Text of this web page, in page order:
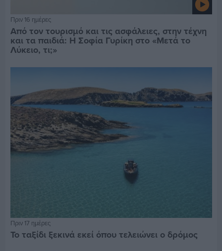
Πριν 16 ημέρες
Από τον τουρισμό και τις ασφάλειες, στην τέχνη
και τα παιδιά: Η Σοφία Γυρίκη στο «Μετά το
Λύκειο, τι;»
Πριν 17 ημέρες
Το ταξίδι ξεκινά εκεί όπου τελειώνει ο δρόμος